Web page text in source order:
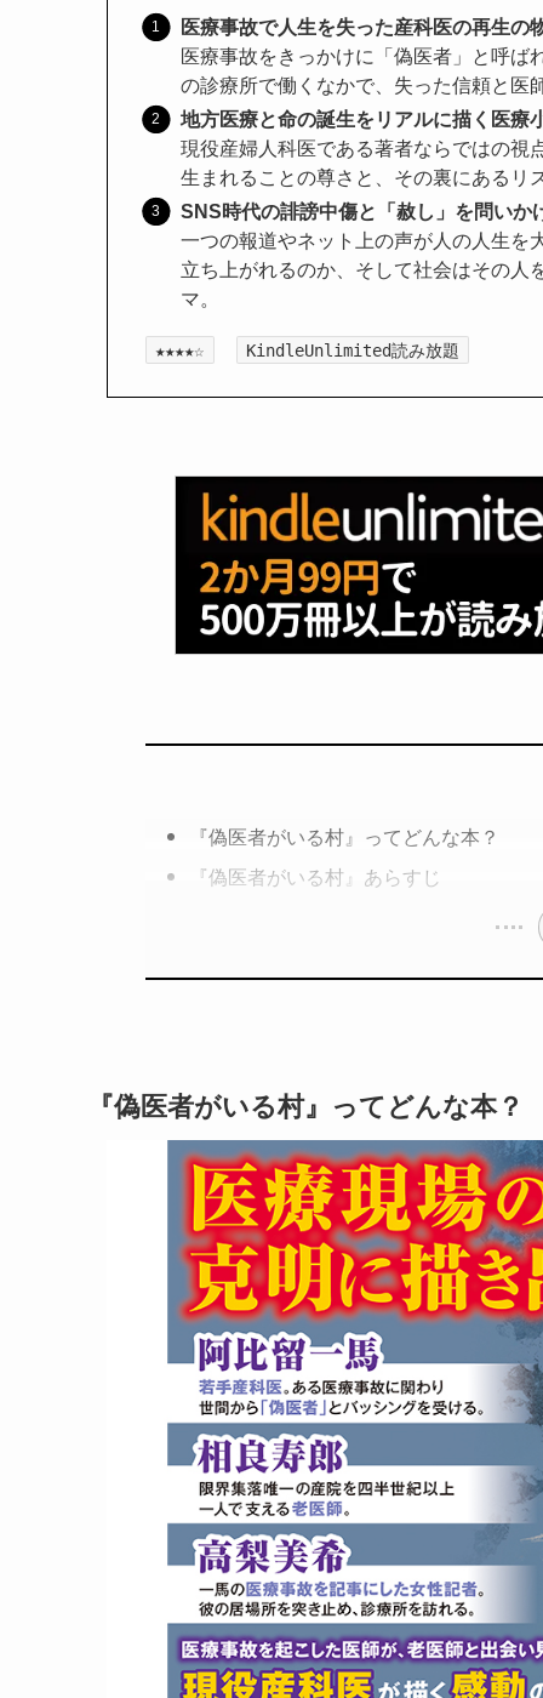
医療事故で人生を失った産科医の再生の
医療事故をきっかけに「偽医者」と呼ば
の診療所で働くなかで、失った信頼と医
地方医療と命の誕生をリアルに描く医療
現役産婦人科医である著者ならではの視
生まれることの尊さと、その裏にあるリ
SNS時代の誹謗中傷と「赦し」を問いか
一つの報道やネット上の声が人の人生を
立ち上がれるのか、そして社会はその人
マ。
★★★★☆ KindleUnlimited読み放題
『偽医者がいる村』ってどんな本？
『偽医者がいる村』あらすじ
『偽医者がいる村』ってどんな本？